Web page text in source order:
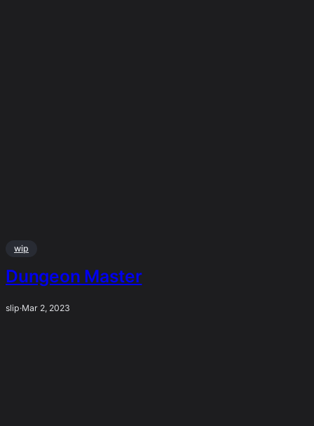
wip
Dungeon Master
slip·Mar 2, 2023